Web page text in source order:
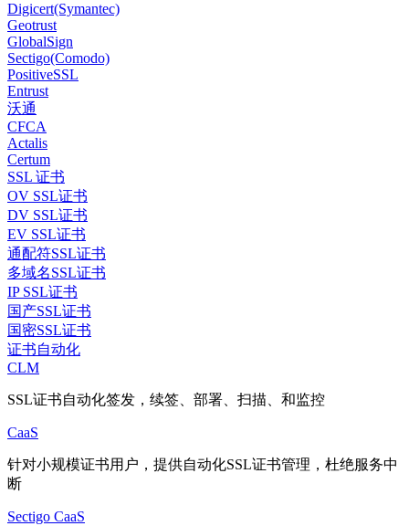
Digicert(Symantec)
Geotrust
GlobalSign
Sectigo(Comodo)
PositiveSSL
Entrust
沃通
CFCA
Actalis
Certum
SSL 证书
OV SSL证书
DV SSL证书
EV SSL证书
通配符SSL证书
多域名SSL证书
IP SSL证书
国产SSL证书
国密SSL证书
证书自动化
CLM
SSL证书自动化签发，续签、部署、扫描、和监控
CaaS
针对小规模证书用户，提供自动化SSL证书管理，杜绝服务中
断
Sectigo CaaS